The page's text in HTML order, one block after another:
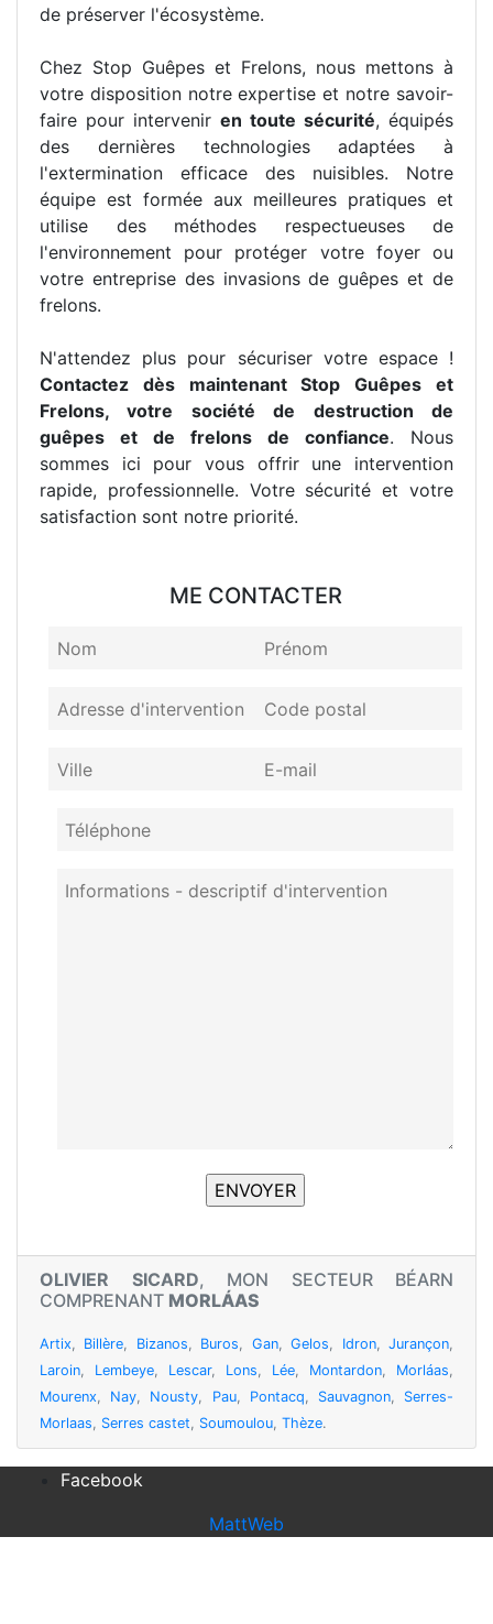
de préserver l'écosystème.
Chez Stop Guêpes et Frelons, nous mettons à
votre disposition notre expertise et notre savoir-
faire pour intervenir en toute sécurité, équipés
des dernières technologies adaptées à
l'extermination efficace des nuisibles. Notre
équipe est formée aux meilleures pratiques et
utilise des méthodes respectueuses de
l'environnement pour protéger votre foyer ou
votre entreprise des invasions de guêpes et de
frelons.
N'attendez plus pour sécuriser votre espace !
Contactez dès maintenant Stop Guêpes et
Frelons, votre société de destruction de
guêpes et de frelons de confiance. Nous
sommes ici pour vous offrir une intervention
rapide, professionnelle. Votre sécurité et votre
satisfaction sont notre priorité.
ME CONTACTER
OLIVIER SICARD, MON SECTEUR BÉARN
COMPRENANT MORLÁAS
Artix, Billère, Bizanos, Buros, Gan,Gelos, Idron,Jurançon,
Laroin, Lembeye, Lescar, Lons, Lée, Montardon, Morláas,
Mourenx, Nay, Nousty, Pau, Pontacq, Sauvagnon, Serres-
Morlaas, Serres castet, Soumoulou, Thèze.
Facebook
MattWeb